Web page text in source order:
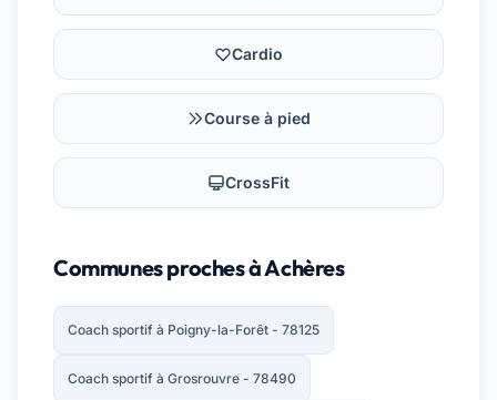
Cardio
Course à pied
CrossFit
Communes proches à Achères
Coach sportif à Poigny-la-Forêt - 78125
Coach sportif à Grosrouvre - 78490